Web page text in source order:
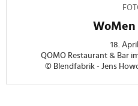
WoMen
18.
QOMO Restaurant & Bar
© Blendfabrik - Jens